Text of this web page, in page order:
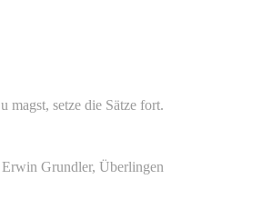
magst, setze die Sätze fort.
Grundler, Überlingen